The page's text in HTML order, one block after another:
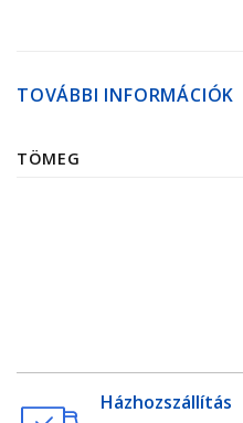
TOVÁBBI INFORMÁCIÓK
TÖMEG
Házhozszállítás